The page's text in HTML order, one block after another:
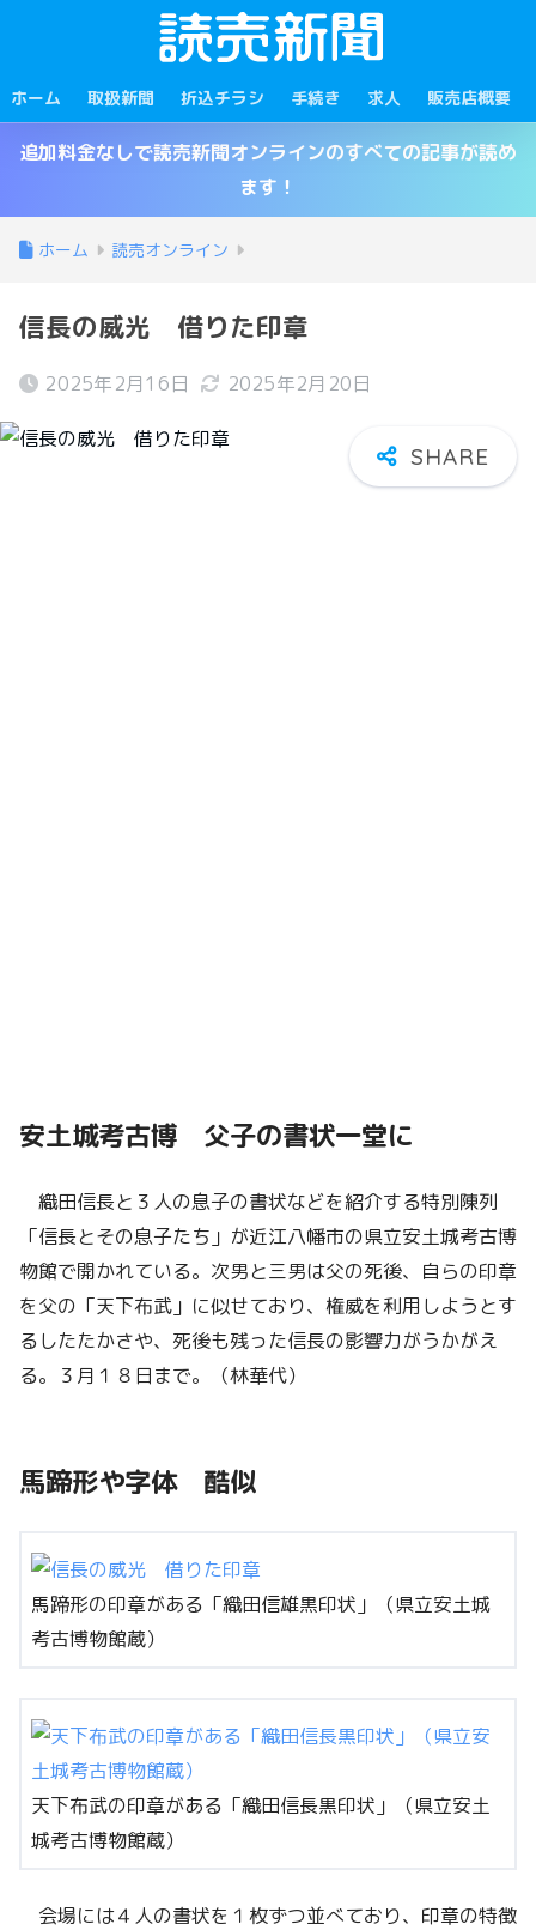
ホーム 取扱新聞 折込チラシ 手続き 求人 販売店概要
追加料金なしで読売新聞オンラインのすべての記事が読め
ます！
ホーム 読売オンライン
信長の威光 借りた印章
2025年2月16日 2025年2月20日
安土城考古博 父子の書状一堂に
織田信長と３人の息子の書状などを紹介する特別陳列
「信長とその息子たち」が近江八幡市の県立安土城考古博
物館で開かれている。次男と三男は父の死後、自らの印章
を父の「天下布武」に似せており、権威を利用しようとす
るしたたかさや、死後も残った信長の影響力がうかがえ
る。３月１８日まで。（林華代）
馬蹄形や字体 酷似
馬蹄形の印章がある「織田信雄黒印状」（県立安土城
考古博物館蔵）
天下布武の印章がある「織田信長黒印状」（県立安土
城考古博物館蔵）
会場には４人の書状を１枚ずつ並べており、印章の特徴